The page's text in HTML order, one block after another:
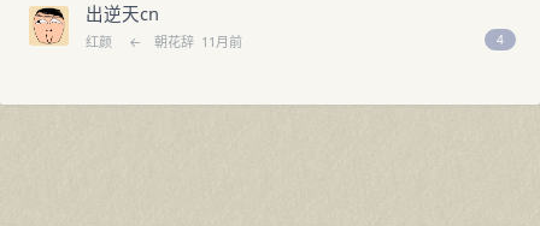
出逆天cn
红颜 ← 朝花辞 11月前 4